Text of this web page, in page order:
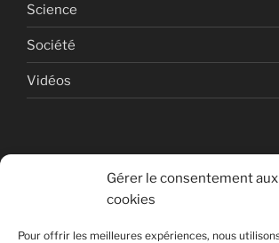
Gérer le consentement aux
cookies
Pour offrir les meilleures expériences, nous
Science
Société
Vidéos
© Copyright Quentin PETITEVILLE